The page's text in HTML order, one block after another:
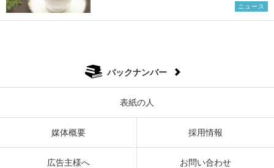
ニュース
バックナンバー
表紙の人
媒体概要 採用情報
広告主様へ お問い合わせ